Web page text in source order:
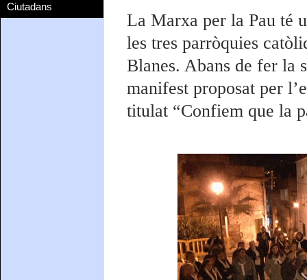
Ciutadans
La Marxa per la Pau té
les tres parròquies
Blanes. Abans de fer la
manifest proposat per
titulat “Confiem que la